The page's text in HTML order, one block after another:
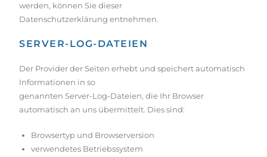
werden, können Sie dieser
Datenschutzerklärung entnehmen.
SERVER-LOG-DATEIEN
Der Provider der Seiten erhebt und speichert automatisch
Informationen in so
genannten Server-Log-Dateien, die Ihr Browser
automatisch an uns übermittelt. Dies sind:
Browsertyp und Browserversion
verwendetes Betriebssystem